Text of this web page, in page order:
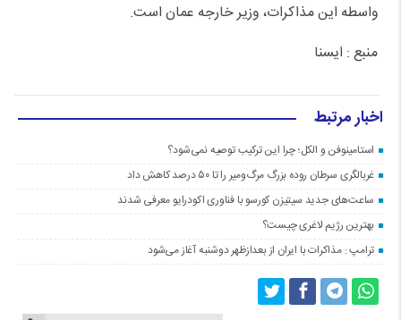
واسطه این مذاکرات، وزیر خارجه عمان است.
منبع : ایسنا
اخبار مرتبط
استامینوفن و الکل؛ چرا این ترکیب توصیه نمی‌شود؟
غربالگری سرطان روده بزرگ مرگ‌ومیر را تا ۵۰ درصد کاهش داد
ساعت‌های جدید سیتیزن کورسو با فناوری اکودرایو معرفی شدند
بهترین رژیم لاغری چیست؟
ترامپ : مذاکرات با ایران از بعدازظهر دوشنبه آغاز می‌شود